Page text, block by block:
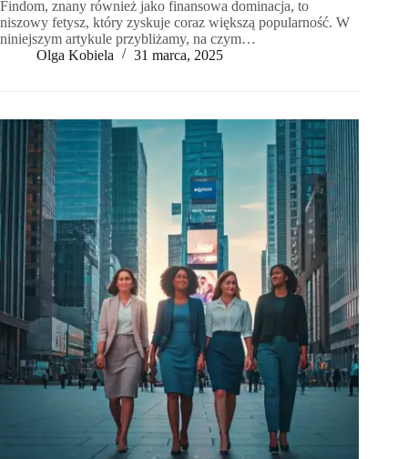
Findom, znany również jako finansowa dominacja, to
niszowy fetysz, który zyskuje coraz większą popularność. W
niniejszym artykule przybliżamy, na czym…
Olga Kobiela
31 marca, 2025